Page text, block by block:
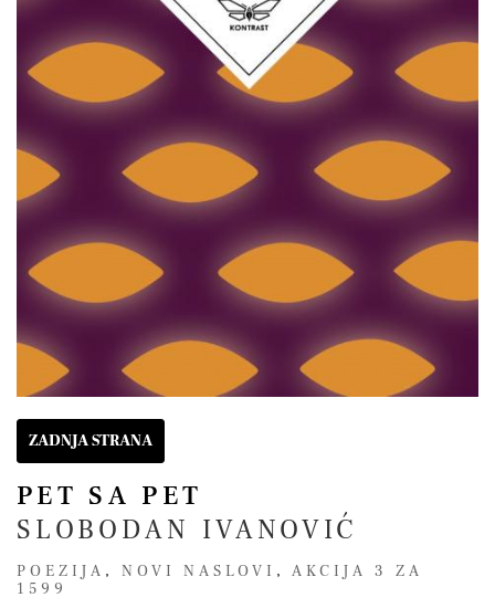
ZADNJA STRANA
PET SA PET
SLOBODAN IVANOVIĆ
POEZIJA , NOVI NASLOVI , AKCIJA 3 ZA
1599